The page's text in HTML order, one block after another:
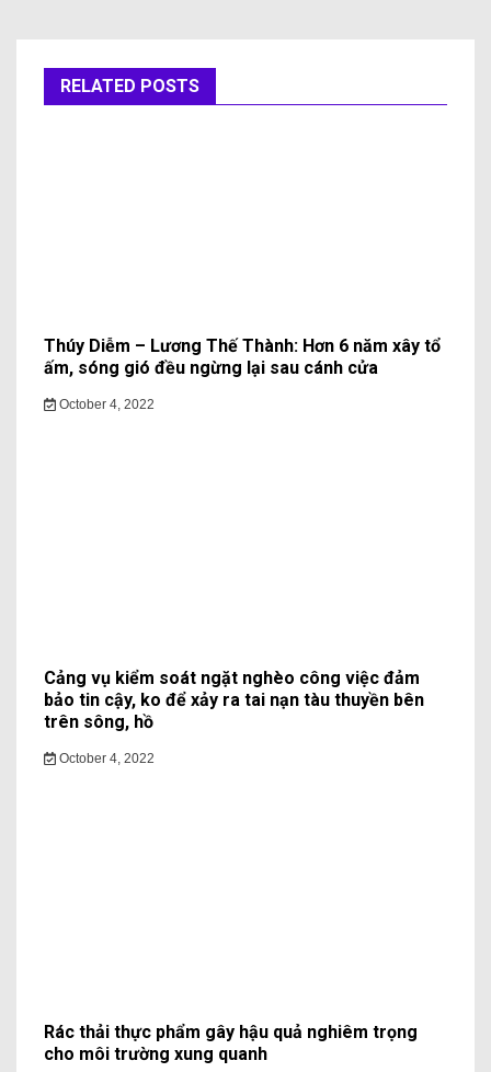
RELATED POSTS
Thúy Diễm – Lương Thế Thành: Hơn 6 năm xây tổ
ấm, sóng gió đều ngừng lại sau cánh cửa
October 4, 2022
Cảng vụ kiểm soát ngặt nghèo công việc đảm
bảo tin cậy, ko để xảy ra tai nạn tàu thuyền bên
trên sông, hồ
October 4, 2022
Rác thải thực phẩm gây hậu quả nghiêm trọng
cho môi trường xung quanh